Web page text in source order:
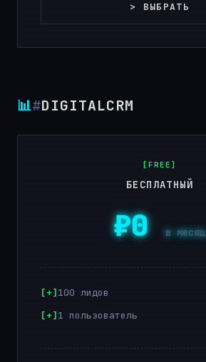
> ВЫБРАТЬ
📊#DIGITALCRM
[FREE]
БЕСПЛАТНЫЙ
₽0в месяц
100 лидов
1 пользователь